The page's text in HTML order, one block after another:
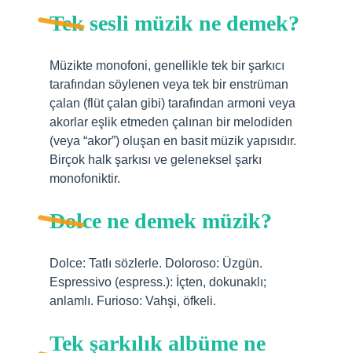
Tek sesli müzik ne demek?
Müzikte monofoni, genellikle tek bir şarkıcı
tarafından söylenen veya tek bir enstrüman
çalan (flüt çalan gibi) tarafından armoni veya
akorlar eşlik etmeden çalınan bir melodiden
(veya “akor”) oluşan en basit müzik yapısıdır.
Birçok halk şarkısı ve geleneksel şarkı
monofoniktir.
Dolce ne demek müzik?
Dolce: Tatlı sözlerle. Doloroso: Üzgün.
Espressivo (espress.): İçten, dokunaklı;
anlamlı. Furioso: Vahşi, öfkeli.
Tek şarkılık albüme ne